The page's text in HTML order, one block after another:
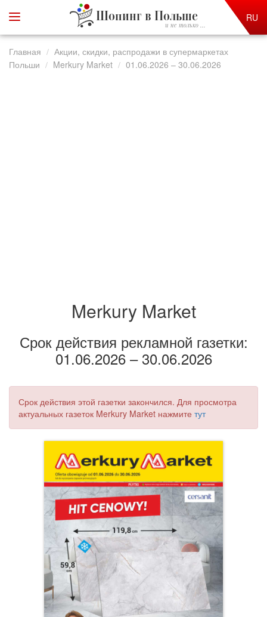
Шопинг в Польше
и не только ...
RU
Главная
Акции, скидки, распродажи в супермаркетах
Польши
Merkury Market 01.06.2026 – 30.06.2026
Merkury Market
Срок действия рекламной газетки:
01.06.2026 – 30.06.2026
Срок действия этой газетки закончился. Для просмотра
актуальных газеток Merkury Market нажмите тут